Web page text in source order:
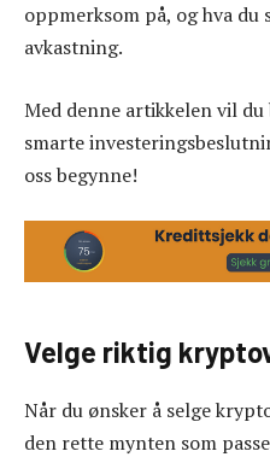
oppmerksom på, og hva
avkastning.
Med denne artikkelen vil
smarte
oss begynne!
Velge riktig
Når du ønsker å selge
den rette mynten som